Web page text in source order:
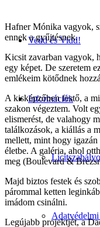
Vedd és Vidd!
Információk
Hafner Mónika vagyok,
ennek a gyűjtésnek.
Kicsit zavarban vagyok,
egy képet. De szeretem
emlékeim kötődnek
A kisképzőben festő, a
szakon végeztem. Volt
elismerést, de valahogy
találkozások, a kiállás a
mellett, mint hogy igazán
életbe. A galéria, ahol
meg (Boulevard &
Majd biztos festek és
párommal ketten
imádom csinálni.
Legújabb projektjét, a